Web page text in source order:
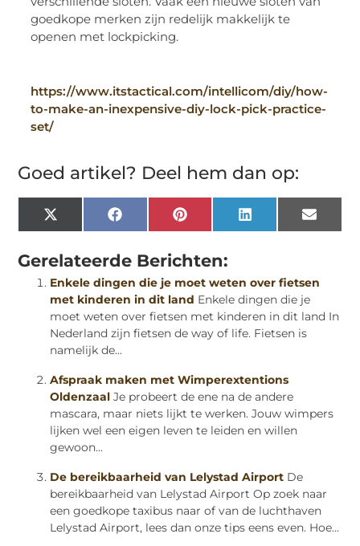
goedkope merken zijn redelijk makkelijk te
openen met lockpicking.
https://www.itstactical.com/intellicom/diy/how-
to-make-an-inexpensive-diy-lock-pick-practice-
set/
Goed artikel? Deel hem dan op:
X
(Twitter)
FacebookPinterestLinkedInEmail
Gerelateerde Berichten:
Enkele dingen die je moet weten over fietsen
met kinderen in dit land Enkele dingen die je
moet weten over fietsen met kinderen in dit land In
Nederland zijn fietsen de way of life. Fietsen is
namelijk de...
Afspraak maken met Wimperextentions
Oldenzaal Je probeert de ene na de andere
mascara, maar niets lijkt te werken. Jouw wimpers
lijken wel een eigen leven te leiden en willen
gewoon...
De bereikbaarheid van Lelystad Airport De
bereikbaarheid van Lelystad Airport Op zoek naar
een goedkope taxibus naar of van de luchthaven
Lelystad Airport, lees dan onze tips eens even. Hoe...